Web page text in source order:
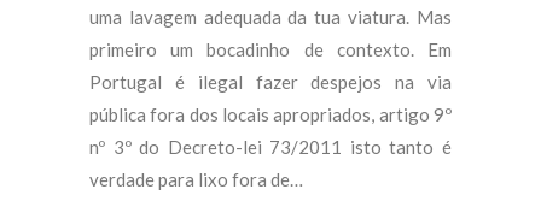
uma lavagem adequada da tua viatura. Mas
primeiro um bocadinho de contexto. Em
Portugal é ilegal fazer despejos na via
pública fora dos locais apropriados, artigo 9º
nº 3º do Decreto-lei 73/2011 isto tanto é
verdade para lixo fora de…